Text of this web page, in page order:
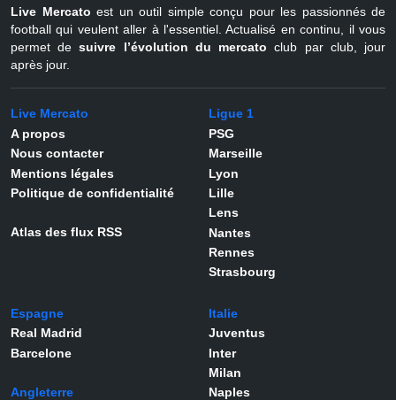
Live Mercato est un outil simple conçu pour les passionnés de
football qui veulent aller à l'essentiel. Actualisé en continu, il vous
permet desuivre l’évolution du mercato club par club, jour
après jour.
Live Mercato
A propos
Nous contacter
Mentions légales
Politique de confidentialité
Atlas des flux RSS
Ligue 1
PSG
Marseille
Lyon
Lille
Lens
Nantes
Rennes
Strasbourg
Espagne
Real Madrid
Barcelone
Angleterre
Italie
Juventus
Inter
Milan
Naples